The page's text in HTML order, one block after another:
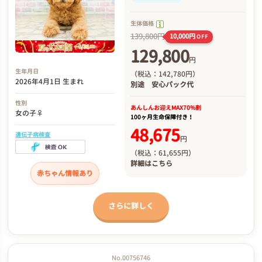
生年月日
2026年4月1日 生まれ
性別
女の子♀
遺伝子病検査
赤ちゃん情報あり
生体価格
139,800円 10,000円OFF
129,800円
（税込：142,780円）
別途 安心パック代
あんしんお迎えMAX70%割
100ヶ月生命保障付き！
48,675円
（税込：61,655円）
詳細はこちら
さらに詳しく
No.00756746